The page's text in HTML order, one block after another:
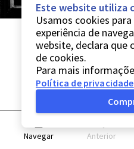
Navegar Anterior
Este website utiliza
Usamos cookies
experiência de
website, declara que
de cookies.
Para mais
Política de privacidade